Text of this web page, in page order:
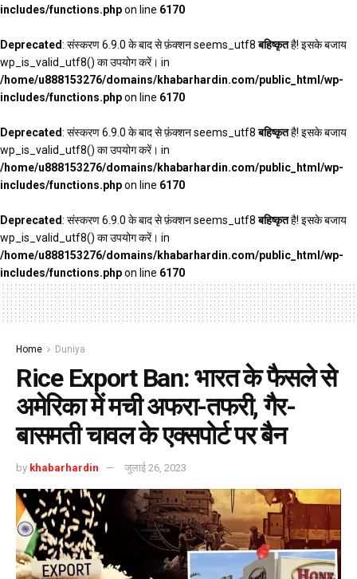
includes/functions.phpon line 6170
Deprecated: संस्करण 6.9.0 के बाद से फ़ंक्शन seems_utf8बहिष्कृतहै! इसके बजाय
wp_is_valid_utf8() का उपयोग करें। in
/home/u888153276/domains/khabarhardin.com/public_html/wp-
includes/functions.phpon line 6170
Deprecated: संस्करण 6.9.0 के बाद से फ़ंक्शन seems_utf8बहिष्कृतहै! इसके बजाय
wp_is_valid_utf8() का उपयोग करें। in
/home/u888153276/domains/khabarhardin.com/public_html/wp-
includes/functions.phpon line 6170
Deprecated: संस्करण 6.9.0 के बाद से फ़ंक्शन seems_utf8बहिष्कृतहै! इसके बजाय
wp_is_valid_utf8() का उपयोग करें। in
/home/u888153276/domains/khabarhardin.com/public_html/wp-
includes/functions.phpon line 6170
Home Duniya
Rice Export Ban: भारत के फैसले से
अमेरिका में मची अफरा-तफरी, गैर-
बासमती चावल के एक्सपोर्ट पर बैन
by khabarhardin जुलाई 26, 2023